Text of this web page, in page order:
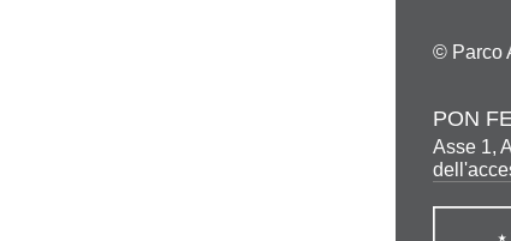
© Parco
PON
Asse 1,